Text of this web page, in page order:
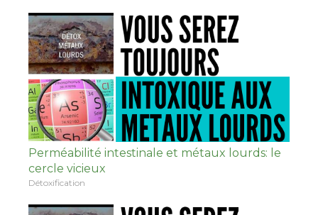
Perméabilité intestinale et métaux lourds: le
cercle vicieux
Détoxification